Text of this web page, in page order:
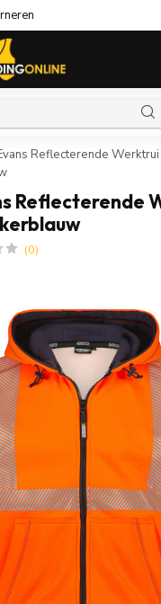
Reflecterende
Reflecterende
(0)